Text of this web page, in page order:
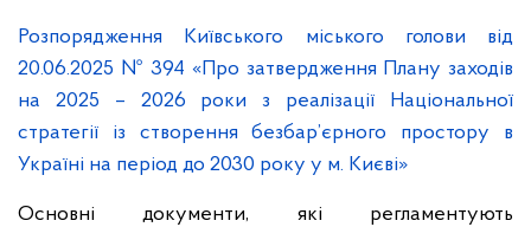
Розпорядження Київського міського голови від
20.06.2025 № 394 «Про затвердження Плану заходів
на 2025 – 2026 роки з реалізації Національної
стратегії із створення безбар’єрного простору в
Україні на період до 2030 року у м. Києві»
Основні документи, які регламентують